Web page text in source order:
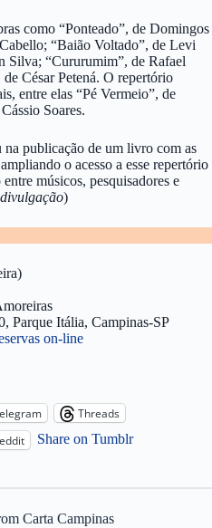
como “Ponteado”, de Domingos
“Baião Voltado”, de Levi
Silva; “Cururumim”, de Rafael
César Petená. O repertório
entre elas “Pé Vermeio”, de
Soares.
publicação de um livro com as
o acesso a esse repertório
músicos, pesquisadores e
)
Parque Itália, Campinas-SP
on-line
Threads
Share on Tumblr
Carta Campinas